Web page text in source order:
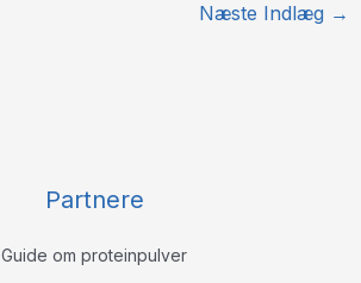
Næste Indlæg →
Partnere
Guide om proteinpulver